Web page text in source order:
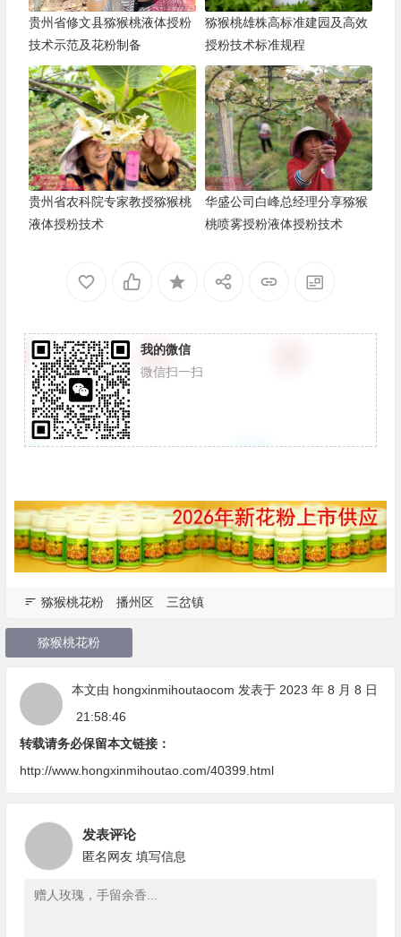
贵州省修文县猕猴桃液体授粉
技术示范及花粉制备
猕猴桃雄株高标准建园及高效
授粉技术标准规程
贵州省农科院专家教授猕猴桃
液体授粉技术
华盛公司白峰总经理分享猕猴
桃喷雾授粉液体授粉技术
我的微信
微信扫一扫
猕猴桃花粉 播州区 三岔镇
猕猴桃花粉
本文由 hongxinmihoutaocom 发表于 2023 年 8 月 8 日
21:58:46
转载请务必保留本文链接：
http://www.hongxinmihoutao.com/40399.html
发表评论
匿名网友 填写信息